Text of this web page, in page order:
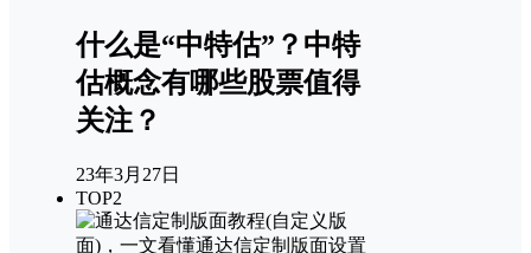
什么是“中特估”？中特
估概念有哪些股票值得
关注？
23年3月27日
TOP2